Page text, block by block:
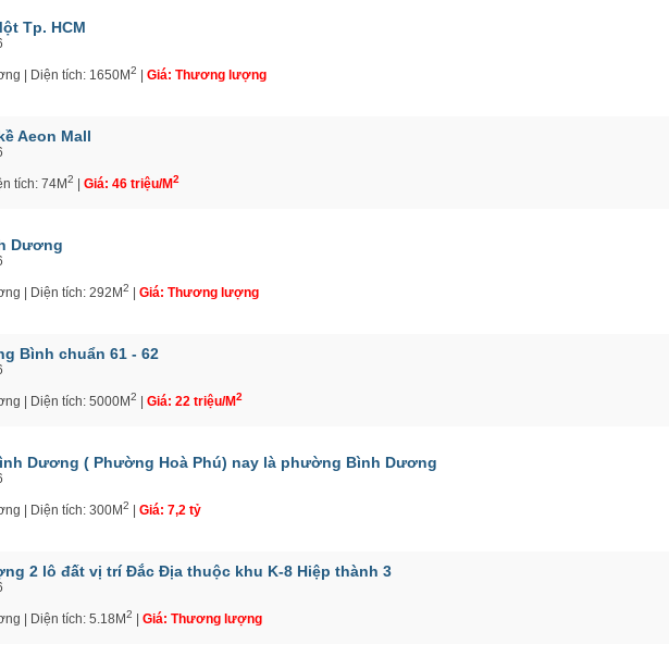
Tp. HCM
| Diện tích: 1650M2 Giá: Thương lượng
Aeon Mall
tích: 74M2 Giá: 46 triệu/M2
Dương
| Diện tích: 292M2 Giá: Thương lượng
Bình chuẩn 61 - 62
| Diện tích: 5000M2 Giá: 22 triệu/M2
Dương ( Phường Hoà Phú) nay là phường Bình Dương
| Diện tích: 300M2 Giá: 7,2 tỷ
2 lô đất vị trí Đắc Địa thuộc khu K-8 Hiệp thành 3
| Diện tích: 5.18M2 Giá: Thương lượng